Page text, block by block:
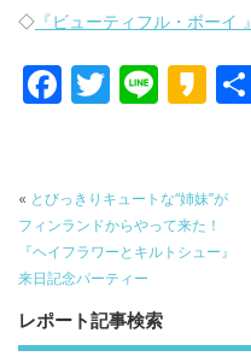
◇ 『ビューティフル・ボーイ 』
F
ac
b
o
o
k
T
w
er
Li
n
K
a
a
o
« とびっきりキュートな“姉妹”が
フィンランドからやって来た！
『ヘイフラワーとキルトシュー』
来日記念パーティー
レポート記事検索